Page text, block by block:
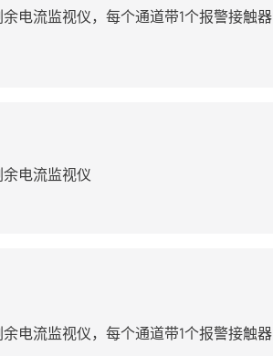
电流监视仪，每个通道带1个报警接触器
电流监视仪
电流监视仪，每个通道带1个报警接触器